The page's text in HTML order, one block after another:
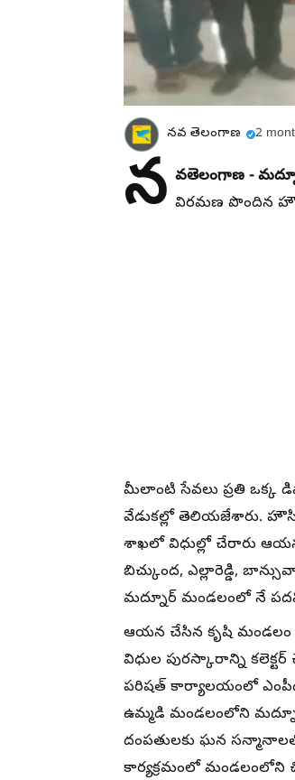
నవ తెలంగాణ 2
న వతెలంగాణ -
విరమణ పొందిన
మీలాంటి సేవలు ప్రతి ఒక్క
వేడుకల్లో తెలియజేశారు.
శాఖలో విధుల్లో చేరారు
బిచ్కుంద, ఎల్లారెడ్డి,
మద్నూర్ మండలంలో నే
ఆయన చేసిన కృషి మండలం
విధుల పురస్కారాన్ని
పరిషత్ కార్యాలయంలో
ఉమ్మడి మండలంలోని
దంపతులకు ఘన
కార్యక్రమంలో మండలంలోని